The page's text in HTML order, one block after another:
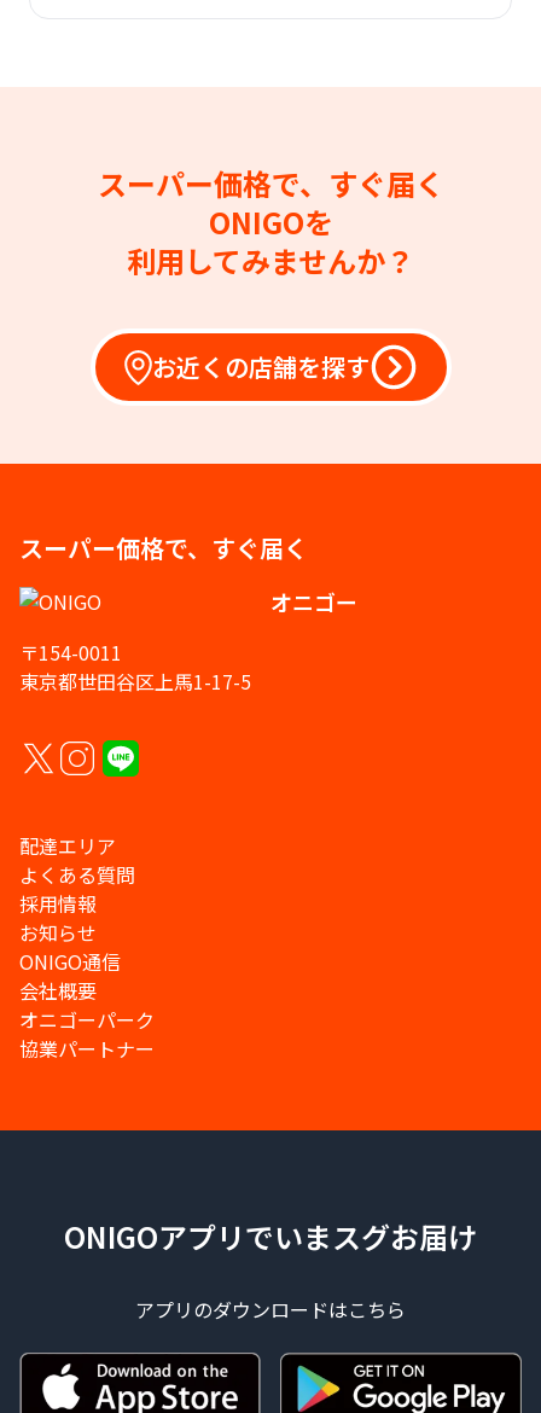
スーパー価格で、すぐ届く
ONIGOを
利用してみませんか？
お近くの店舗を探す
スーパー価格で、すぐ届く
オニゴー
〒154-0011
東京都世田谷区上馬1-17-5
配達エリア
よくある質問
採用情報
お知らせ
ONIGO通信
会社概要
オニゴーパーク
協業パートナー
ONIGOアプリでいまスグお届け
アプリのダウンロードはこちら